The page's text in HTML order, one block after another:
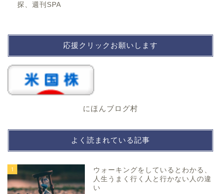
探、週刊SPA
応援クリックお願いします
にほんブログ村
よく読まれている記事
1
ウォーキングをしているとわかる、
人生うまく行く人と行かない人の違
い